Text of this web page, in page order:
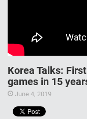
Korea Talks:
games in 15
June 4, 2019